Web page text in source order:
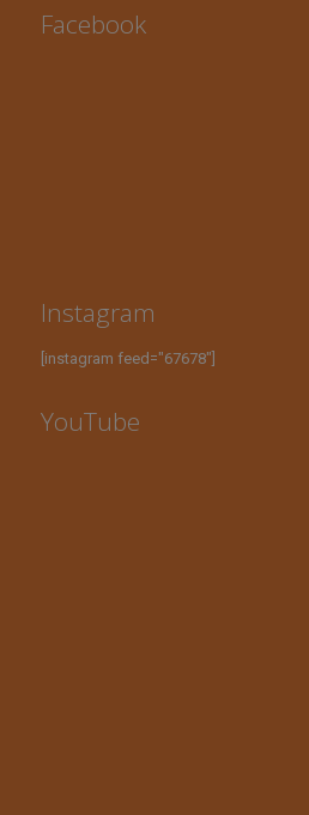
Facebook
Instagram
[instagram feed="67678"]
YouTube